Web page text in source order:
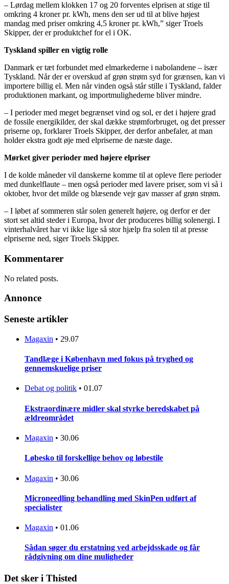
– Lørdag mellem klokken 17 og 20 forventes elprisen at stige til
omkring 4 kroner pr. kWh, mens den ser ud til at blive højest
mandag med priser omkring 4,5 kroner pr. kWh,” siger Troels
Skipper, der er produktchef for el i OK.
Tyskland spiller en vigtig rolle
Danmark er tæt forbundet med elmarkederne i nabolandene – især
Tyskland. Når der er overskud af grøn strøm syd for grænsen, kan vi
importere billig el. Men når vinden også står stille i Tyskland, falder
produktionen markant, og importmulighederne bliver mindre.
– I perioder med meget begrænset vind og sol, er det i højere grad
de fossile energikilder, der skal dække strømforbruget, og det presser
priserne op, forklarer Troels Skipper, der derfor anbefaler, at man
holder ekstra godt øje med elpriserne de næste dage.
Mørket giver perioder med højere elpriser
I de kolde måneder vil danskerne komme til at opleve flere perioder
med dunkelflaute – men også perioder med lavere priser, som vi så i
oktober, hvor det milde og blæsende vejr gav masser af grøn strøm.
– I løbet af sommeren står solen generelt højere, og derfor er der
stort set altid steder i Europa, hvor der produceres billig solenergi. I
vinterhalvåret har vi ikke lige så stor hjælp fra solen til at presse
elpriserne ned, siger Troels Skipper.
Kommentarer
No related posts.
Annonce
Seneste artikler
Magaxin • 29.07
Tandlæge i København med fokus på tryghed og
gennemskuelige priser
Debat og politik • 01.07
Ekstraordinære midler skal styrke beredskabet på
ældreområdet
Magaxin • 30.06
Løbesko til forskellige behov og løbestile
Magaxin • 30.06
Microneedling behandling med SkinPen udført af
specialister
Magaxin • 01.06
Sådan søger du erstatning ved arbejdsskade og får
rådgivning om dine muligheder
Det sker i Thisted